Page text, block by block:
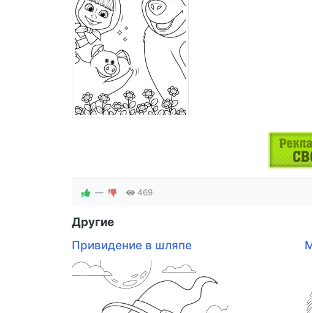
— 469
Другие
Привидение в шляпе